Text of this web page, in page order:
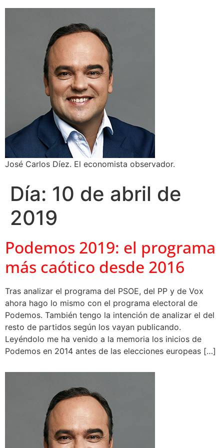
José Carlos Díez. El economista observador.
Día: 10 de abril de
2019
Podemos 2019: el programa
más caótico desde 2016
Tras analizar el programa del PSOE, del PP y de Vox
ahora hago lo mismo con el programa electoral de
Podemos. También tengo la intención de analizar el del
resto de partidos según los vayan publicando.
Leyéndolo me ha venido a la memoria los inicios de
Podemos en 2014 antes de las elecciones europeas […]